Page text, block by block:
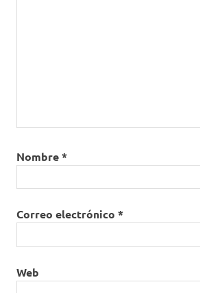
Nombre*
Correo electrónico *
Web